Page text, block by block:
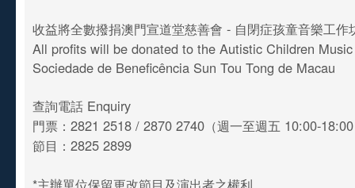
收益將全數撥捐澳門宣道堂慈善會 - 自閉症孩童音樂工作
All profits will be donated to the Autistic Children
Sociedade de Beneficência Sun Tou Tong de Macau
查詢電話 Enquiry
門票：2821 2518 / 2870 2740（週一至週五 10:00-
節目：2825 2899
*主辦單位保留更改節目及演出者之權利